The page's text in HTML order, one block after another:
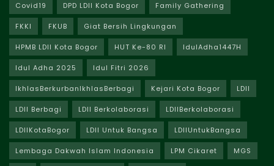
Covid19 DPD LDII Kota Bogor Family Gathering
FKKI FKUB Giat Bersih Lingkungan
HPMB LDII Kota Bogor HUT Ke-80 RI IdulAdha1447H
Idul Adha 2025 Idul Fitri 2026
IkhlasBerkurbanIkhlasBerbagi Kejari Kota Bogor LDII
LDII Berbagi LDII Berkolaborasi LDIIBerkolaborasi
LDIIKotaBogor LDII Untuk Bangsa LDIIUntukBangsa
Lembaga Dakwah Islam Indonesia LPM Cikaret MGS